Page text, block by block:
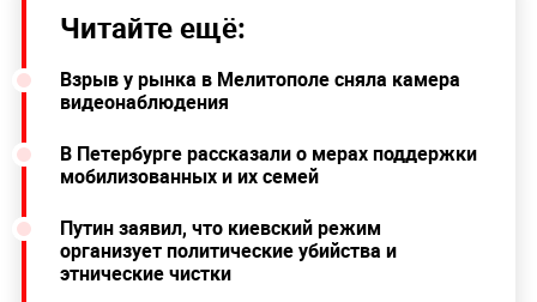
Читайте ещё:
Взрыв у рынка в Мелитополе сняла камера
видеонаблюдения
В Петербурге рассказали о мерах поддержки
мобилизованных и их семей
Путин заявил, что киевский режим
организует политические убийства и
этнические чистки